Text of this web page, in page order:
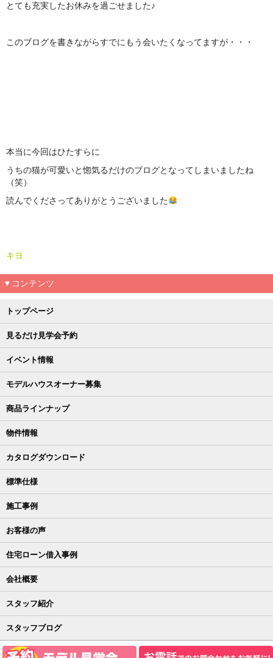
とても充実したお休みを過ごせました♪
このブログを書きながらすでにもう会いたくなってますが・・・
本当に今回はひたすらに
うちの猫が可愛いと惚気るだけのブログとなってしまいましたね
（笑）
読んでくださってありがとうございました
キヨ
▼コンテンツ
トップページ
見るだけ見学会予約
イベント情報
モデルハウスオーナー募集
商品ラインナップ
物件情報
カタログダウンロード
標準仕様
施工事例
お客様の声
住宅ローン借入事例
会社概要
スタッフ紹介
スタッフブログ